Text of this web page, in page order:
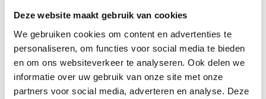
Deze website maakt gebruik van cookies
We gebruiken cookies om content en advertenties te
personaliseren, om functies voor social media te bieden
en om ons websiteverkeer te analyseren. Ook delen we
informatie over uw gebruik van onze site met onze
partners voor social media, adverteren en analyse. Deze
oud, ervaren en minder ervaren dus.
Teamleden
Met de planners, de andere instructeurs van Vakwijs
en coaches van Goflex heb je dagelijks contact en
overleg je over de inzet van materialen,
Direct sollicteren op deze functie?
Vul je gegevens in via ons sollicitatie formulier